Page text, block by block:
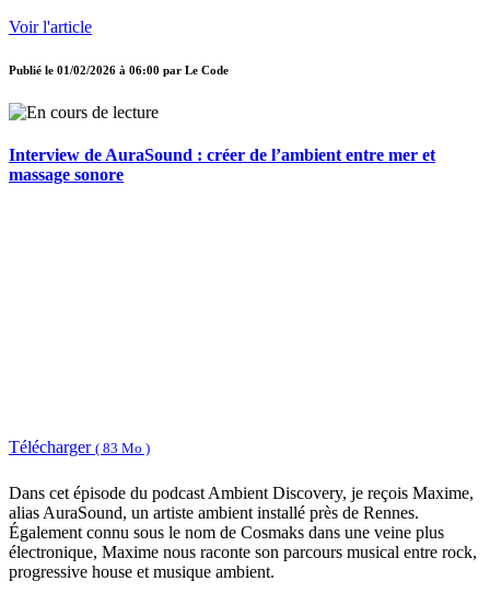
Voir l'article
Publié le 01/02/2026 à 06:00 par Le Code
Interview de AuraSound : créer de l’ambient entre mer et
massage sonore
Télécharger ( 83 Mo )
Dans cet épisode du podcast Ambient Discovery, je reçois Maxime,
alias AuraSound, un artiste ambient installé près de Rennes.
Également connu sous le nom de Cosmaks dans une veine plus
électronique, Maxime nous raconte son parcours musical entre rock,
progressive house et musique ambient.